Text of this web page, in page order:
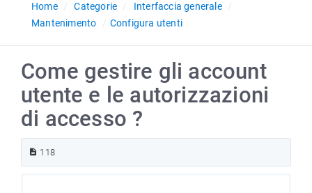
Home
Categorie
Interfaccia generale
Mantenimento
Configura utenti
Come gestire gli account
utente e le autorizzazioni
di accesso ?
118